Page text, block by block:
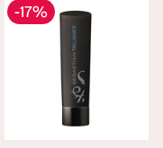
-17%